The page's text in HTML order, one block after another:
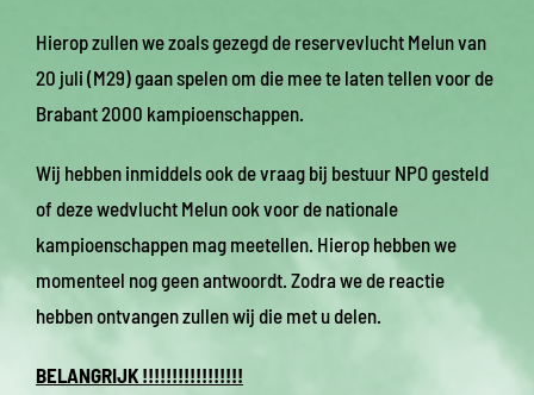
Hierop zullen we zoals gezegd de reservevlucht Melun van
20 juli (M29) gaan spelen om die mee te laten tellen voor de
Brabant 2000 kampioenschappen.
Wij hebben inmiddels ook de vraag bij bestuur NPO gesteld
of deze wedvlucht Melun ook voor de nationale
kampioenschappen mag meetellen. Hierop hebben we
momenteel nog geen antwoordt. Zodra we de reactie
hebben ontvangen zullen wij die met u delen.
BELANGRIJK !!!!!!!!!!!!!!!!!